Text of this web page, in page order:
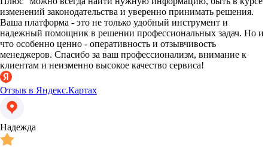
изменений законодательства и уверенно принимать решения.
Ваша платформа - это не только удобный инструмент и
надежный помощник в решении профессиональных задач. Но и
что особенно ценно - оперативность и отзывчивость
менеджеров. Спасибо за ваш профессионализм, внимание к
клиентам и неизменно высокое качество сервиса!
Отзыв в Яндекс.Картах
Надежда